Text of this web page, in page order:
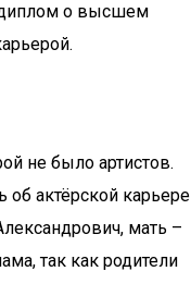
диплом о высшем
не было артистов.
об актёрской карьере
мать –
так как родители